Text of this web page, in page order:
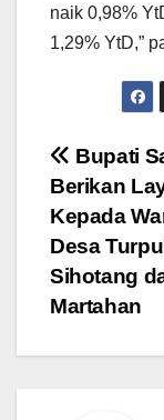
naik 0,98%
1,29% YtD,”
pos
Bupati
Berikan
Kepada
Desa
Sihotang
Martahan